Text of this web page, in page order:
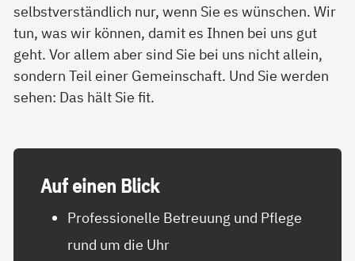
selbstverständlich nur, wenn Sie es wünschen. Wir
tun, was wir können, damit es Ihnen bei uns gut
geht. Vor allem aber sind Sie bei uns nicht allein,
sondern Teil einer Gemeinschaft. Und Sie werden
sehen: Das hält Sie fit.
Auf ei­nen Blick
Professionelle Betreuung und Pflege
rund um die Uhr